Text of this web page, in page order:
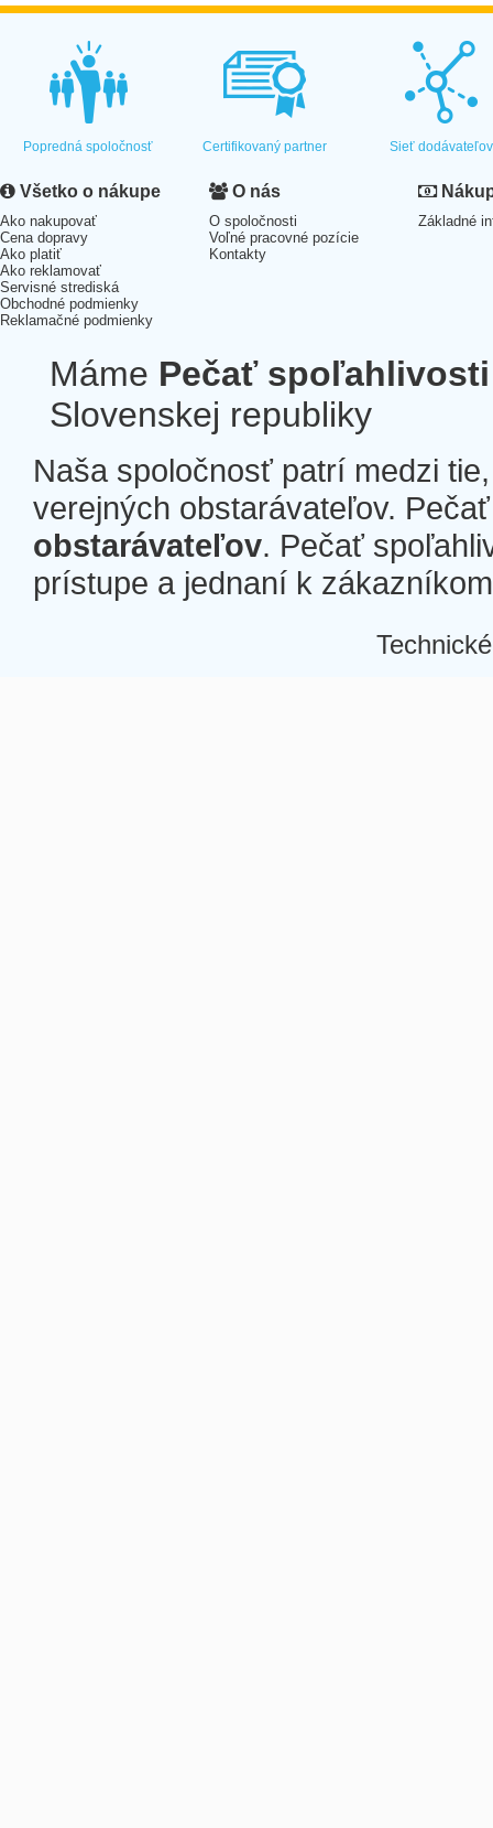
Popredná spoločnosť Certifikovaný partner Sieť dodávateľov
Všetko o nákupe
Ako nakupovať
Cena dopravy
Ako platiť
Ako reklamovať
Servisné strediská
Obchodné podmienky
Reklamačné podmienky
O nás
O spoločnosti
Voľné pracovné pozície
Kontakty
Základné
Máme Pečať spoľahlivosti
Slovenskej republiky
Naša spoločnosť patrí medzi
verejných obstarávateľov.
obstarávateľov. Pečať
prístupe a jednaní k